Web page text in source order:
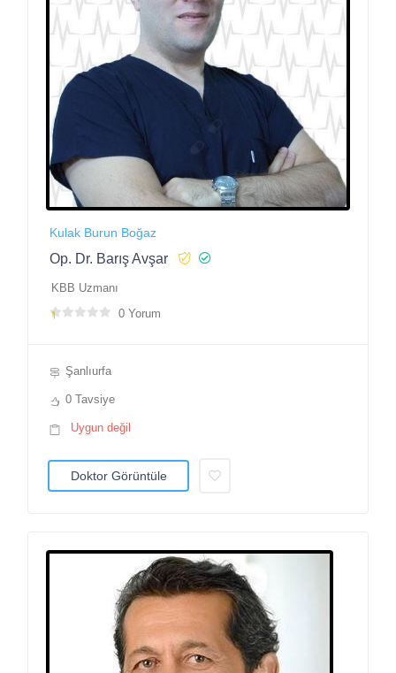
Kulak Burun Boğaz
Op. Dr. Barış Avşar
KBB Uzmanı
0 Yorum
Şanlıurfa
0 Tavsiye
Uygun değil
Doktor Görüntüle